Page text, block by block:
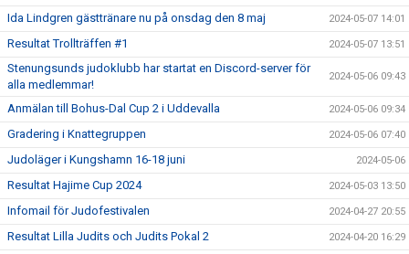
Ida Lindgren gästtränare nu på onsdag den 8 maj 2024-05-07 14:01
Resultat Trollträffen #1 2024-05-07 13:51
Stenungsunds judoklubb har startat en Discord-server för
alla medlemmar!
2024-05-06 09:43
Anmälan till Bohus-Dal Cup 2 i Uddevalla 2024-05-06 09:34
Gradering i Knattegruppen 2024-05-06 07:40
Judoläger i Kungshamn 16-18 juni 2024-05-06
Resultat Hajime Cup 2024 2024-05-03 13:50
Infomail för Judofestivalen 2024-04-27 20:55
Resultat Lilla Judits och Judits Pokal 2 2024-04-20 16:29